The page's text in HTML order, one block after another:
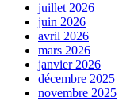
juillet 2026
juin 2026
avril 2026
mars 2026
janvier 2026
décembre 2025
novembre 2025